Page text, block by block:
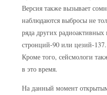
Версия также вызывает
наблюдаются выбросы не
ряда других радиоактивных
стронций-90 или цезий-
Кроме того, сейсмологи
в это время.
На данный момент открытым